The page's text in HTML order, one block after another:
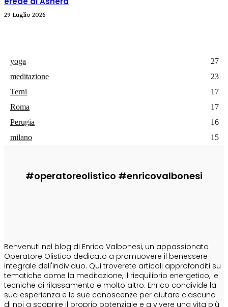
29 Luglio 2026
yoga
27
meditazione
23
Terni
17
Roma
17
Perugia
16
milano
15
#operatoreolistico #enricovalbonesi
Benvenuti nel blog di Enrico Valbonesi, un appassionato
Operatore Olistico dedicato a promuovere il benessere
integrale dell'individuo. Qui troverete articoli approfonditi su
tematiche come la meditazione, il riequilibrio energetico, le
tecniche di rilassamento e molto altro. Enrico condivide la
sua esperienza e le sue conoscenze per aiutare ciascuno
di noi a scoprire il proprio potenziale e a vivere una vita più